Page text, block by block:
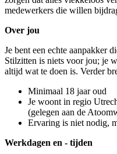
medewerkers die willen
Over jou
Je bent een echte aanpakker
Stilzitten is niets voor jou; je
altijd wat te doen is. Verder
Minimaal 18 jaar oud
Je woont in regio
(gelegen aan de
Ervaring is niet nodig,
Werkdagen en - tijden